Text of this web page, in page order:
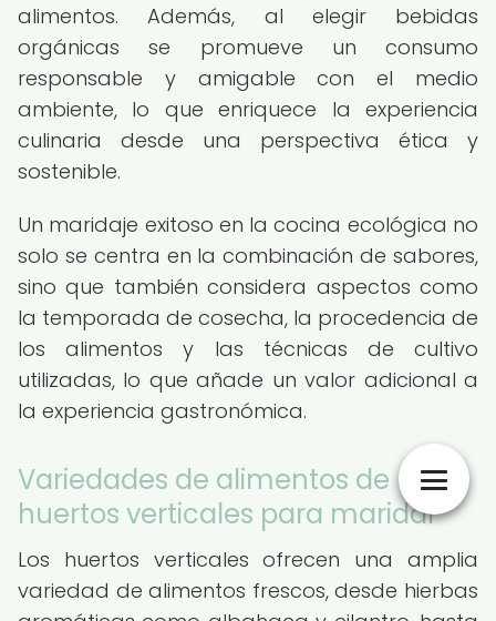
alimentos. Además, al elegir bebidas
orgánicas se promueve un consumo
responsable y amigable con el medio
ambiente, lo que enriquece la experiencia
culinaria desde una perspectiva ética y
sostenible.
Un maridaje exitoso en la cocina ecológica no
solo se centra en la combinación de sabores,
sino que también considera aspectos como
la temporada de cosecha, la procedencia de
los alimentos y las técnicas de cultivo
utilizadas, lo que añade un valor adicional a
la experiencia gastronómica.
Variedades de alimentos de
huertos verticales para maridar
Los huertos verticales ofrecen una amplia
variedad de alimentos frescos, desde hierbas